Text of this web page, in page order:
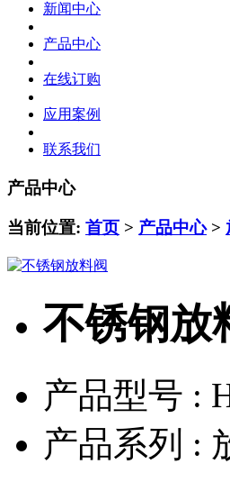
新闻中心
产品中心
在线订购
应用案例
联系我们
产品中心
当前位置: 首页 > 产品中心>
不锈钢放
产品型号 :
产品系列 :